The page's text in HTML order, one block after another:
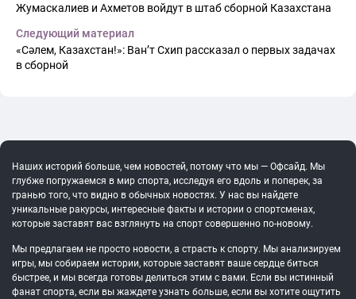
Жумаскалиев и Ахметов войдут в штаб сборной Казахстана
Следующий материал
«Сәлем, Казахстан!»: Ван’т Схип рассказал о первых задачах
в сборной
Наших историй больше, чем новостей, потому что мы — Офсайд. Мы
глубже погружаемся в мир спорта, исследуя его вдоль и поперек, за
гранью того, что видно в обычных новостях. У нас вы найдете
уникальные ракурсы, интересные факты и истории о спортсменах,
которые заставят вас взглянуть на спорт совершенно по-новому.
Мы предлагаем не просто новости, а страсть к спорту. Мы анализируем
игры, мы собираем истории, которые заставят ваше сердце биться
быстрее, и мы всегда готовы делиться этим с вами. Если вы истинный
фанат спорта, если вы жаждете узнать больше, если вы хотите ощутить